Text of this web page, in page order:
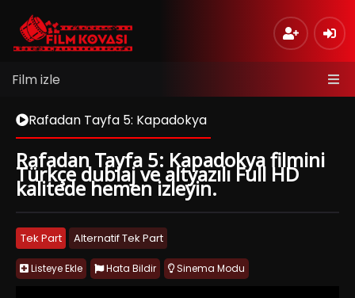
Film izle
Rafadan Tayfa 5: Kapadokya
Rafadan Tayfa 5: Kapadokya filmini
Türkçe dublaj ve altyazılı Full HD
kalitede hemen izleyin.
Tek Part Alternatif Tek Part
Listeye Ekle Hata Bildir Sinema Modu